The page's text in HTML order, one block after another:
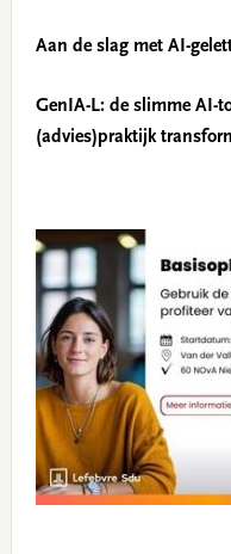
Aan de slag met AI-
GenIA-L: de slimme AI-
(advies)praktijk